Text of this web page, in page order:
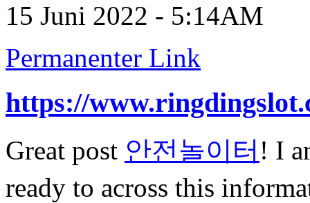
15 Juni 2022 - 5:14AM
Permanenter Link
https://
Great post 안전놀이터 ! I
ready to across this